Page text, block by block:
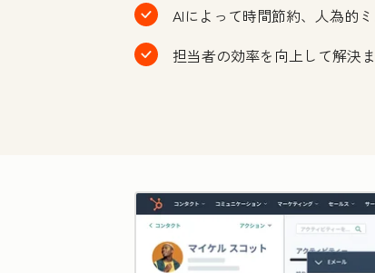
AIによって時間節約、人為的
担当者の効率を向上して解決